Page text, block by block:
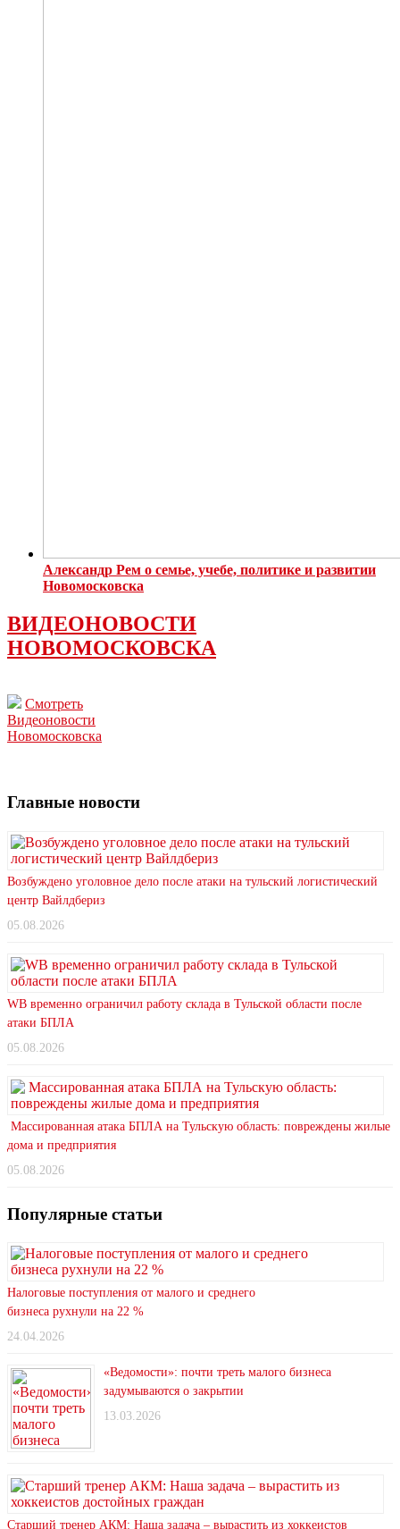
Александр Рем о семье, учебе, политике и развитии
Новомосковска
ВИДЕОНОВОСТИ
НОВОМОСКОВСКА
Смотреть
Видеоновости
Новомосковска
Главные новости
Возбуждено уголовное дело после атаки на тульский логистический
центр Вайлдбериз
05.08.2026
WB временно ограничил работу склада в Тульской области после
атаки БПЛА
05.08.2026
Массированная атака БПЛА на Тульскую область: повреждены жилые
дома и предприятия
05.08.2026
Популярные статьи
Налоговые поступления от малого и среднего
бизнеса рухнули на 22 %
24.04.2026
«Ведомости»: почти треть малого бизнеса
задумываются о закрытии
13.03.2026
Старший тренер АКМ: Наша задача – вырастить из хоккеистов